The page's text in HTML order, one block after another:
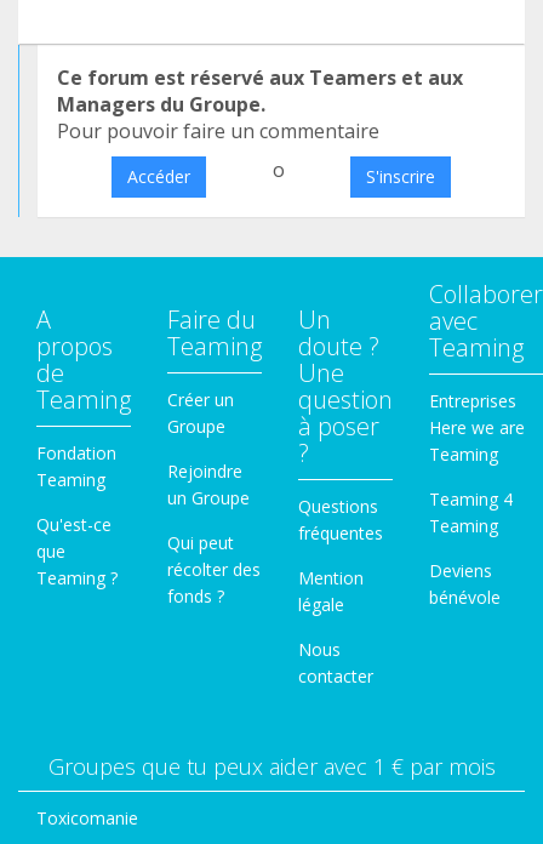
Ce forum est réservé aux Teamers et aux
Managers du Groupe.
Pour pouvoir faire un commentaire
Accéder o S'inscrire
A
propos
de
Teaming
Fondation
Teaming
Qu'est-ce
que
Teaming ?
Faire du
Teaming
Créer un
Groupe
Rejoindre
un Groupe
Qui peut
récolter des
fonds ?
Un
doute ?
Une
question
à poser
?
Questions
fréquentes
Mention
légale
Nous
contacter
Collaborer
avec
Teaming
Entreprises
Here we are
Teaming
Teaming 4
Teaming
Deviens
bénévole
Groupes que tu peux aider avec 1 € par mois
Toxicomanie